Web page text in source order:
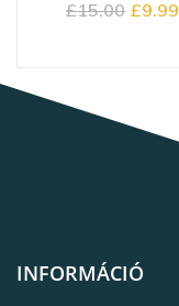
£15.00 £9.99
INFORMÁCIÓ